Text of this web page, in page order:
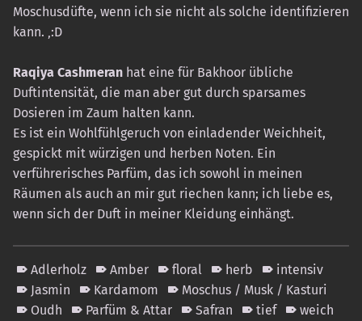
Moschusdüfte, wenn ich sie nicht als solche identifizieren
kann. ‚:D
Raqiya Cashmeran hat eine für Bakhoor übliche
Duftintensität, die man aber gut durch sparsames
Dosieren im Zaum halten kann.
Es ist ein Wohlfühlgeruch von einladender Weichheit,
gespickt mit würzigen und herben Noten. Ein
verführerisches Parfüm, das ich sowohl in meinen
Räumen als auch an mir gut riechen kann; ich liebe es,
wenn sich der Duft in meiner Kleidung einhängt.
Adlerholz Amber floral herb
intensiv
Jasmin
Kardamom
Moschus / Musk / Kasturi
Oudh
Parfüm & Attar Safran tief
weich